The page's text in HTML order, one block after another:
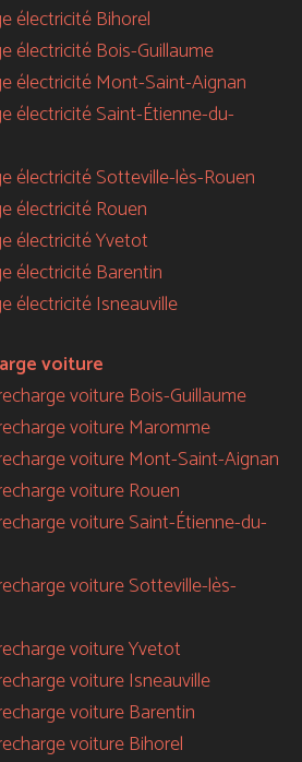
électricité Bihorel
électricité Bois-Guillaume
électricité Mont-Saint-Aignan
électricité Saint-Étienne-du-
électricité Sotteville-lès-Rouen
électricité Rouen
électricité Yvetot
électricité Barentin
électricité Isneauville
voiture
voiture Bois-Guillaume
voiture Maromme
voiture Mont-Saint-Aignan
voiture Rouen
voiture Saint-Étienne-du-
voiture Sotteville-lès-
voiture Yvetot
voiture Isneauville
voiture Barentin
voiture Bihorel